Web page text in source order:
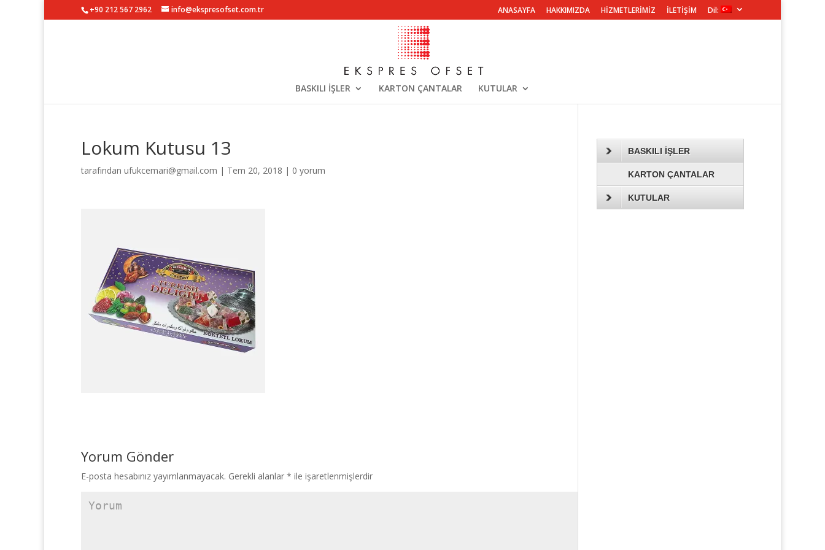
+90 212 567 2962 info@ekspresofset.com.tr ANASAYFA HAKKIMIZDA HİZMETLERİMİZ İLETİŞİM Dil:
BASKILI İŞLER KARTON ÇANTALAR KUTULAR
Lokum Kutusu 13
tarafından ufukcemari@gmail.com | Tem 20, 2018 | 0 yorum
Yorum Gönder
E-posta hesabınız yayımlanmayacak. Gerekli alanlar * ile işaretlenmişlerdir
BASKILI İŞLER
KARTON ÇANTALAR
KUTULAR